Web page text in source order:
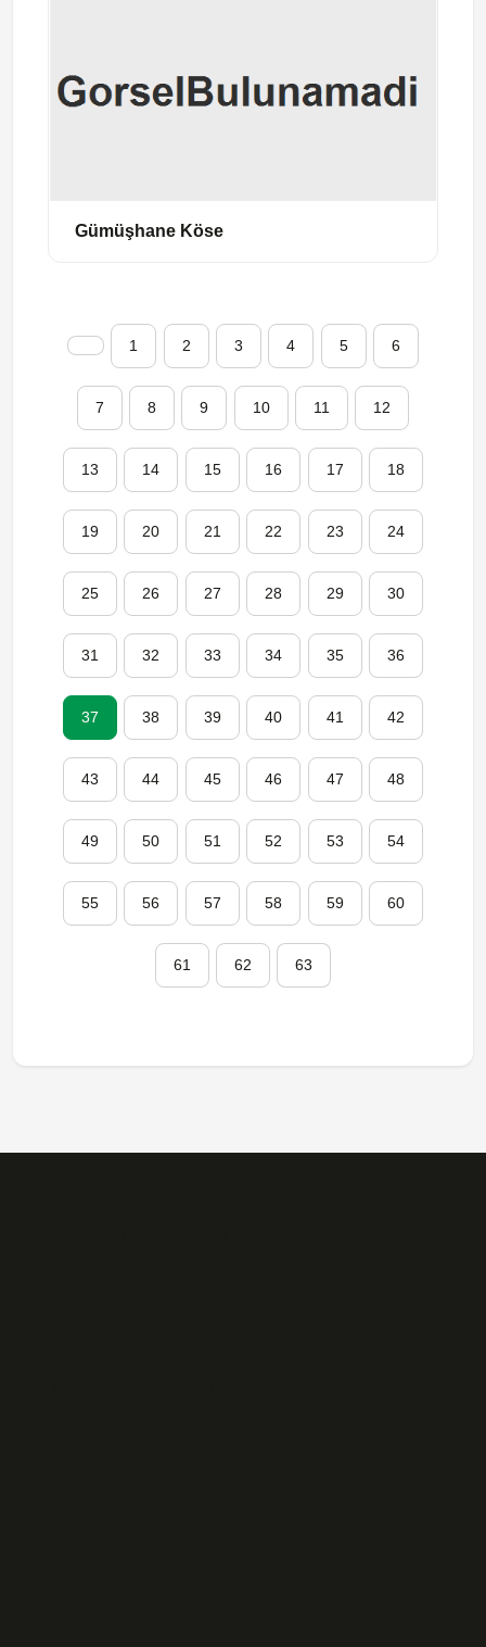
Gümüşhane Köse
1 2 3 4 5 6
7 8 9 10 11 12
13 14 15 16 17 18
19 20 21 22 23 24
25 26 27 28 29 30
31 32 33 34 35 36
37 38 39 40 41 42
43 44 45 46 47 48
49 50 51 52 53 54
55 56 57 58 59 60
61 62 63